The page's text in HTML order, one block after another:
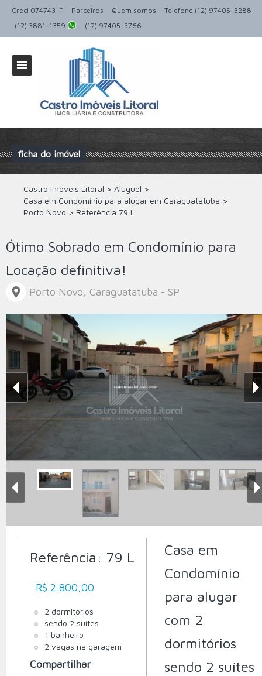
Creci 074743-F Parceiros Quem somos
Telefone (12) 97405-3288
(12) 3881-1359
(12) 97405-3766
ficha do imóvel
Castro Imóveis Litoral > Aluguel >
Casa em Condomínio para alugar em Caraguatatuba >
Porto Novo > Referência 79 L
Ótimo Sobrado em Condomínio para
Locação definitiva!
Porto Novo, Caraguatatuba - SP
Referência: 79 L
R$ 2.800,00
2 dormitórios
sendo 2 suítes
1 banheiro
2 vagas na garagem
Compartilhar
Casa em
Condomínio
para alugar
com 2
dormitórios
sendo 2 suítes